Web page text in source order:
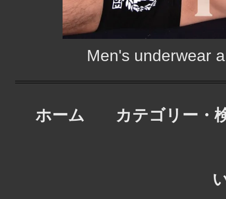
Men's underwear
ホーム カテゴリー・